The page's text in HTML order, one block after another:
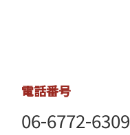
電話番号
06-6772-6309